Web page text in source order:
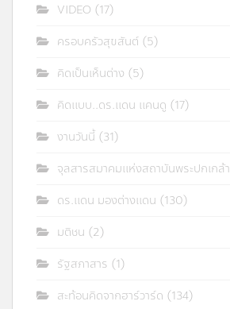
VIDEO (17)
ครอบครัวสุขสันต์ (5)
คิดเป็นเห็นต่าง (5)
คิดแบบ..ดร.แดน แคนดู (17)
งานวันนี้ (31)
จุลสารสมาคมแห่งสถาบันพระปกเกล้า
ดร.แดน มองต่างแดน (130)
มติชน (2)
รัฐสภาสาร (1)
สะท้อนคิดจากฮาร์วาร์ด (134)